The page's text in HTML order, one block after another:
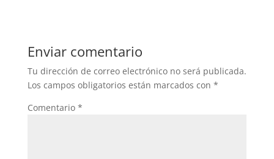
Enviar comentario
Tu dirección de correo electrónico no será publicada.
Los campos obligatorios están marcados con *
Comentario *